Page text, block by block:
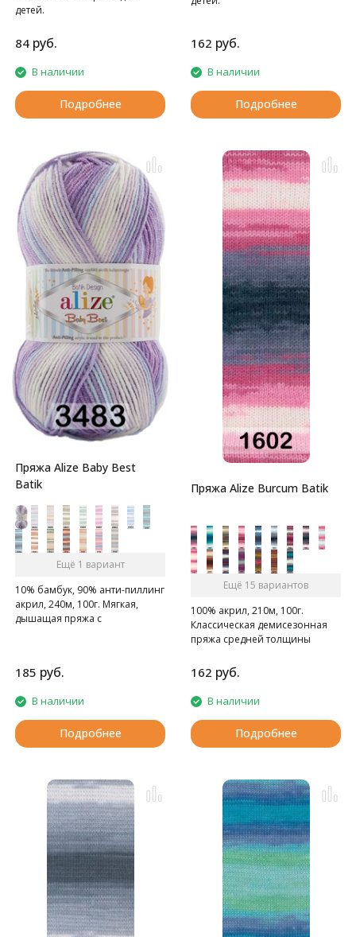
детей.
84 руб.
В наличии
Подробнее
162 руб.
В наличии
Подробнее
Пряжа Alize Baby Best
Batik
Ещё 1 вариант
10% бамбук, 90% анти-пиллинг
акрил, 240м, 100г. Мягкая,
дышащая пряжа с
185 руб.
В наличии
Подробнее
Пряжа Alize Burcum Batik
Ещё 15 вариантов
100% акрил, 210м, 100г.
Классическая демисезонная
пряжа средней толщины
крашения.
162 руб.
В наличии
Подробнее